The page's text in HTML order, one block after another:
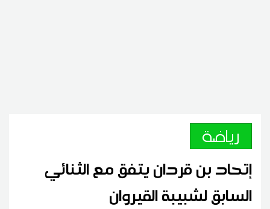
رياضة
إتحاد بن قردان يتفق مع الثنائي
السابق لشبيبة القيروان